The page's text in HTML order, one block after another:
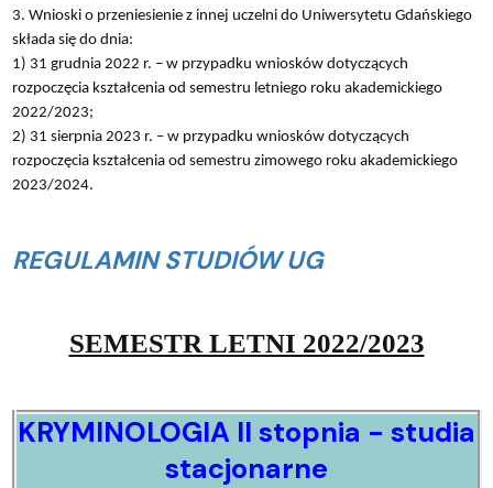
3. Wnioski o przeniesienie z innej uczelni do Uniwersytetu Gdańskiego
składa się do dnia:
1) 31 grudnia 2022 r. – w przypadku wniosków dotyczących
rozpoczęcia kształcenia od semestru letniego roku akademickiego
2022/2023;
2) 31 sierpnia 2023 r. – w przypadku wniosków dotyczących
rozpoczęcia kształcenia od semestru zimowego roku akademickiego
2023/2024.
REGULAMIN STUDIÓW UG
SEMESTR LETNI 2022/2023
KRYMINOLOGIA II stopnia - studia
stacjonarne